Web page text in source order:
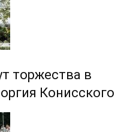
торжества в
Конисского